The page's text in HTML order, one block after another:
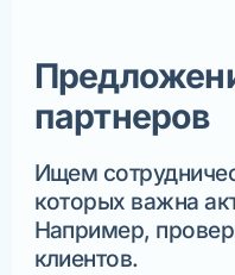
партнеров
Ищем
которых важна
Например,
клиентов.